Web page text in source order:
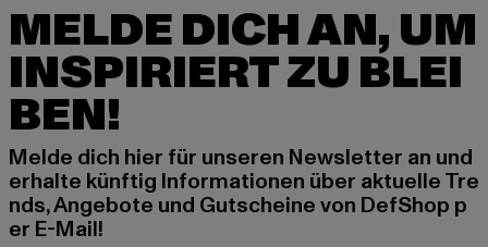
MELDE DICH AN, UM
INSPIRIERT ZU BLEI
BEN!
Melde dich hier für unseren Newsletter an und
erhalte künftig Informationen über aktuelle Tre
nds, Angebote und Gutscheine von DefShop p
er E-Mail!